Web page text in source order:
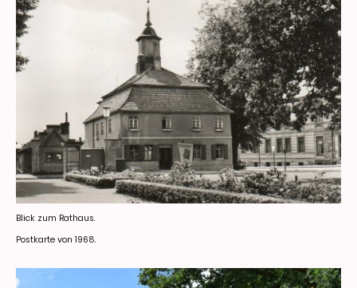
Blick zum Rathaus.
Postkarte von 1968.